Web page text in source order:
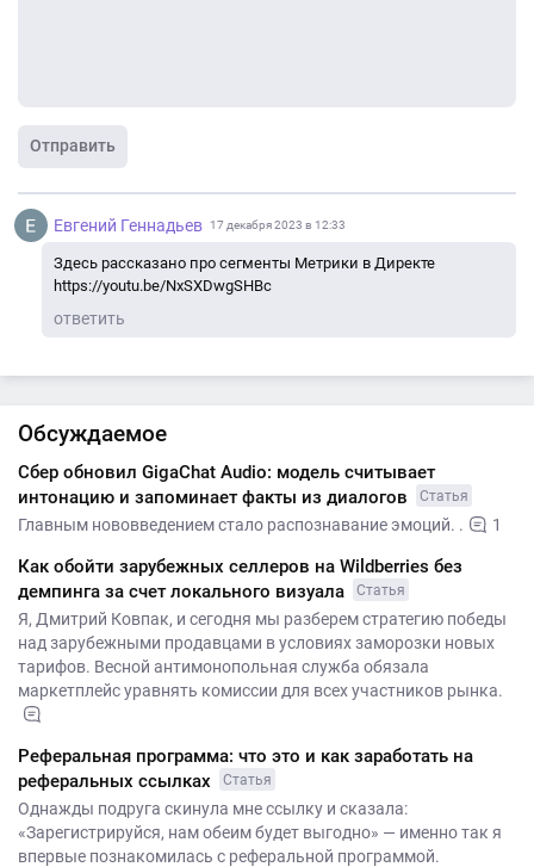
Отправить
Евгений Геннадьев 17 декабря 2023 в 12:33
Здесь рассказано про сегменты Метрики в Директе
https://youtu.be/NxSXDwgSHBc
ответить
Обсуждаемое
Сбер обновил GigaChat Audio: модель считывает
интонацию и запоминает факты из диалогов
Статья
Главным нововведением стало распознавание эмоций. . 1
Как обойти зарубежных селлеров на Wildberries без
демпинга за счет локального визуала
Статья
Я, Дмитрий Ковпак, и сегодня мы разберем стратегию победы
над зарубежными продавцами в условиях заморозки новых
тарифов. Весной антимонопольная служба обязала
маркетплейс уравнять комиссии для всех участников рынка.
Реферальная программа: что это и как заработать на
реферальных ссылках
Статья
Однажды подруга скинула мне ссылку и сказала:
«Зарегистрируйся, нам обеим будет выгодно» — именно так я
впервые познакомилась с реферальной программой.